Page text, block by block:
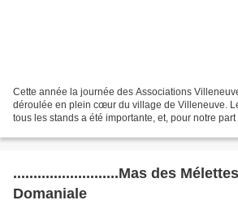
Cette année la journée des Associations
déroulée en plein cœur du village de Villeneuve.
tous les stands a été importante, et, pour notre part
..........................Mas des
Domaniale